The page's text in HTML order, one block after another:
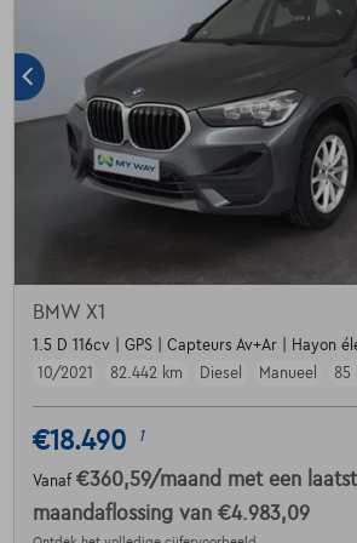
BMW X1
1.5 D 116cv | GPS | Capteurs Av+Ar | Hayon
10/2021
82.442 km Diesel Manueel 85
€18.490 1
Vanaf €360,59/maand met een
maandaflossing van €4.983,09